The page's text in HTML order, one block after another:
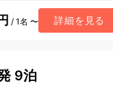
/ 1名 〜 詳細を見る
9泊